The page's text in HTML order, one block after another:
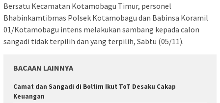
Bersatu Kecamatan Kotamobagu Timur, personel
Bhabinkamtibmas Polsek Kotamobagu dan Babinsa Koramil
01/Kotamobagu intens melakukan sambang kepada calon
sangadi tidak terpilih dan yang terpilih, Sabtu (05/11).
BACAAN LAINNYA
Camat dan Sangadi di Boltim Ikut ToT Desaku Cakap
Keuangan